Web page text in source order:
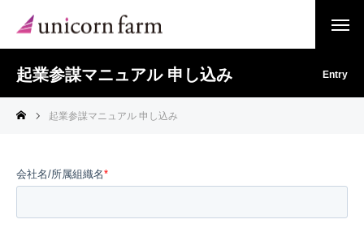
起業参謀マニュアル 申し込み Entry
起業参謀マニュアル 申し込み